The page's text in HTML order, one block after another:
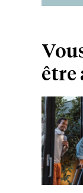
être